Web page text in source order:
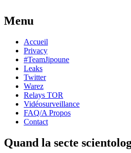
Menu
Skip
content
Accueil
Privacy
#TeamJipoune
Leaks
Twitter
Warez
Relays TOR
Vidéosurveillance
FAQ/A Propos
Contact
Quand la secte